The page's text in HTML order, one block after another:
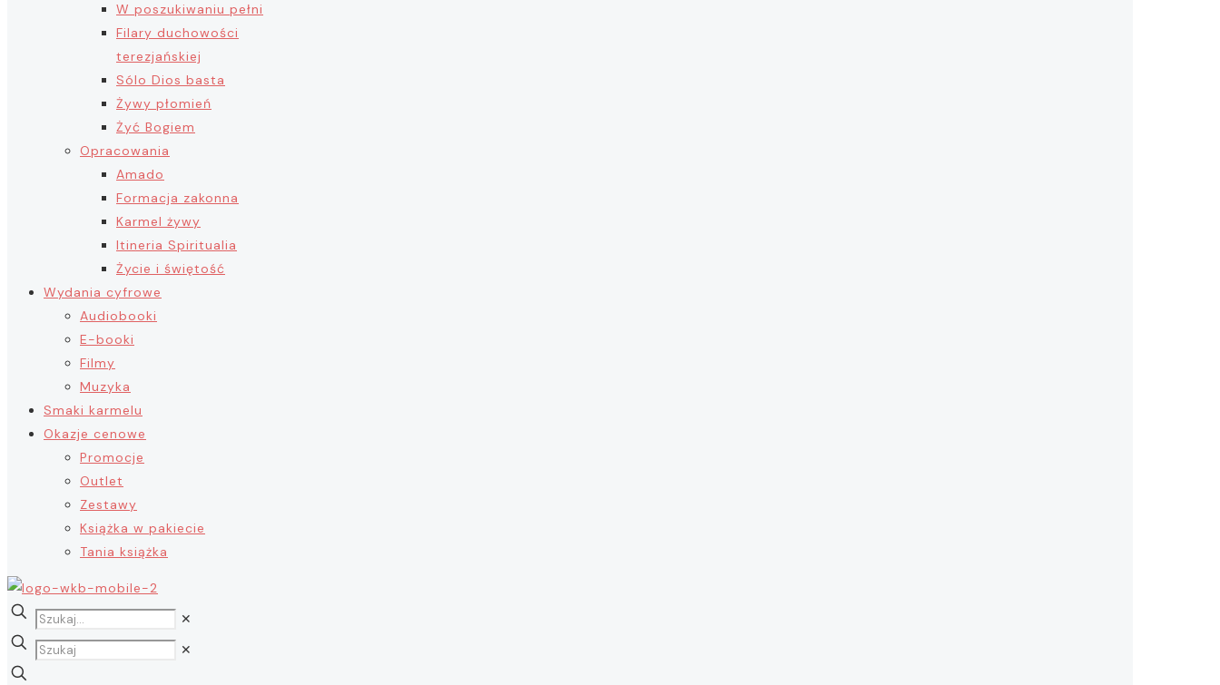
W poszukiwaniu pełni
Filary duchowości
terezjańskiej
Sólo Dios basta
Żywy płomień
Żyć Bogiem
Opracowania
Amado
Formacja zakonna
Karmel żywy
Itineria Spiritualia
Życie i świętość
Wydania cyfrowe
Audiobooki
E-booki
Filmy
Muzyka
Smaki karmelu
Okazje cenowe
Promocje
Outlet
Zestawy
Książka w pakiecie
Tania książka
✕
✕